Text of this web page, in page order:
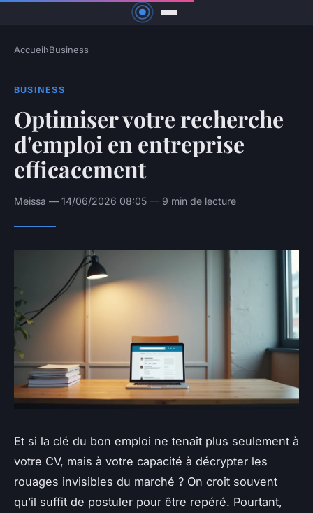
Accueil›Business
BUSINESS
Optimiser votre recherche
d'emploi en entreprise
efficacement
Meissa — 14/06/2026 08:05 — 9 min de lecture
Et si la clé du bon emploi ne tenait plus seulement à
votre CV, mais à votre capacité à décrypter les
rouages invisibles du marché ? On croit souvent
qu’il suffit de postuler pour être repéré. Pourtant,